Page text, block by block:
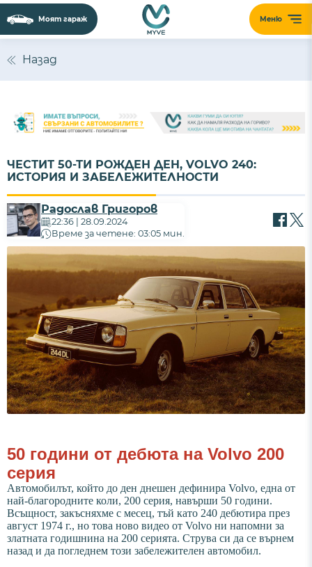
Меню
Моят гараж
Назад
ЧЕСТИТ 50-ТИ РОЖДЕН ДЕН, VOLVO 240:
ИСТОРИЯ И ЗАБЕЛЕЖИТЕЛНОСТИ
Радослав Григоров
22:36 | 28.09.2024
Време за четене: 03:05 мин.
50 години от дебюта на Volvo 200
серия
Автомобилът, който до ден днешен дефинира Volvo, една от
най-благородните коли, 200 серия, навърши 50 години.
Всъщност, закъсняхме с месец, тъй като 240 дебютира през
август 1974 г., но това ново видео от Volvo ни напомни за
златната годишнина на 200 серията. Струва си да се върнем
назад и да погледнем този забележителен автомобил.